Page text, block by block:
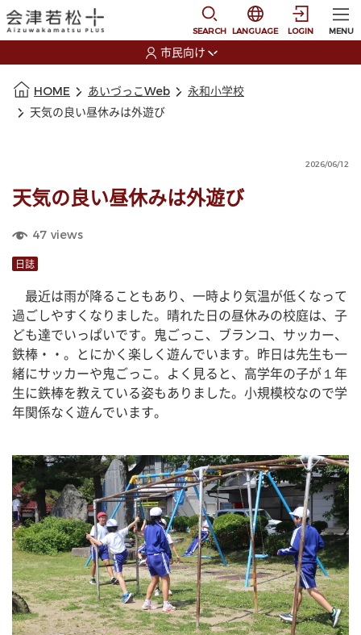
SEARCH
選択すると言語の切
LANGUAGE LOGIN MENU
市民向け
HOME あいづっこWeb
永和小学校
天気の良い昼休みは外遊び
2026/06/12
天気の良い昼休みは外遊び
47 views
日誌
最近は雨が降ることもあり、一時より気温が低くなって
過ごしやすくなりました。晴れた日の昼休みの校庭は、子
ども達でいっぱいです。鬼ごっこ、ブランコ、サッカー、
鉄棒・・。とにかく楽しく遊んでいます。昨日は先生も一
緒にサッカーや鬼ごっこ。よく見ると、高学年の子が１年
生に鉄棒を教えている姿もありました。小規模校なので学
年関係なく遊んでいます。